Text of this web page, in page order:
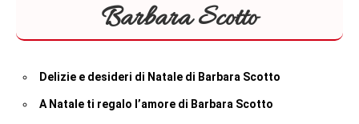
Barbara Scotto
Delizie e desideri di Natale di Barbara Scotto
A Natale ti regalo l’amore di Barbara Scotto